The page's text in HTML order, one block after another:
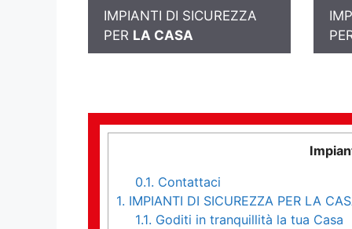
IMPIANTI DI SICUREZZA
PER LA CASA
0.1. Contattaci
1. IMPIANTI DI SICUREZZA PER LA
1.1. Goditi in tranquillità la tua Casa